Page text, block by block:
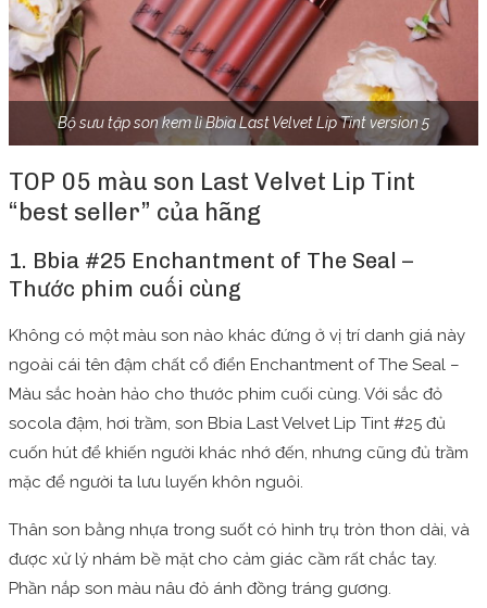
Bộ sưu tập son kem lì Bbia Last Velvet Lip Tint version 5
TOP 05 màu son Last Velvet Lip Tint
“best seller” của hãng
1. Bbia #25 Enchantment of The Seal –
Thước phim cuối cùng
Không có một màu son nào khác đứng ở vị trí danh giá này
ngoài cái tên đậm chất cổ điển Enchantment of The Seal –
Màu sắc hoàn hảo cho thước phim cuối cùng. Với sắc đỏ
socola đậm, hơi trầm, son Bbia Last Velvet Lip Tint #25 đủ
cuốn hút để khiến người khác nhớ đến, nhưng cũng đủ trầm
mặc để người ta lưu luyến khôn nguôi.
Thân son bằng nhựa trong suốt có hình trụ tròn thon dài, và
được xử lý nhám bề mặt cho cảm giác cầm rất chắc tay.
Phần nắp son màu nâu đỏ ánh đồng tráng gương.